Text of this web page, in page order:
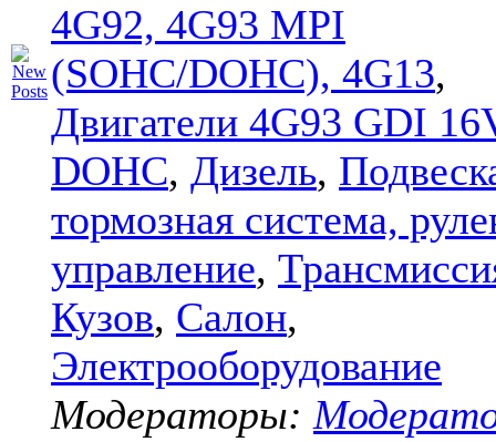
4G92, 4G93 MPI
(SOHC/DOHC), 4G13,
Двигатели 4G93 GDI
DOHC, Дизель,
тормозная система,
управление,
Кузов, Салон,
Электрооборудование
Модераторы: